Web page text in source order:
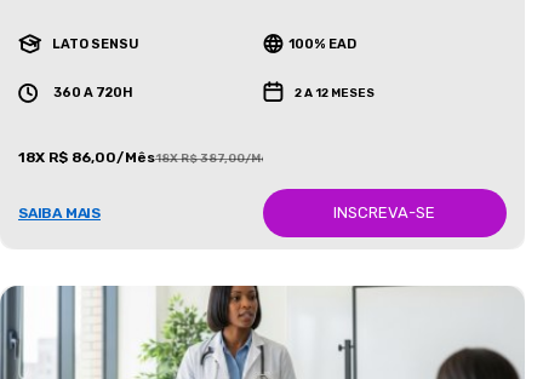
LATO SENSU 100% EAD
360 A 720H 2 A 12 MESES
18X R$ 86,00/Mês18X R$ 387,00/Mês
SAIBA MAIS INSCREVA-SE